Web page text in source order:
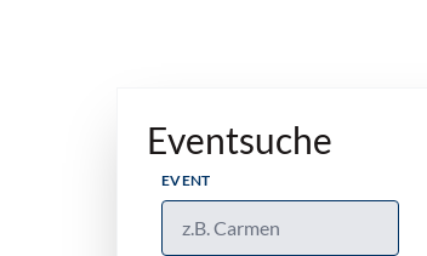
Eventsuche
EVENT